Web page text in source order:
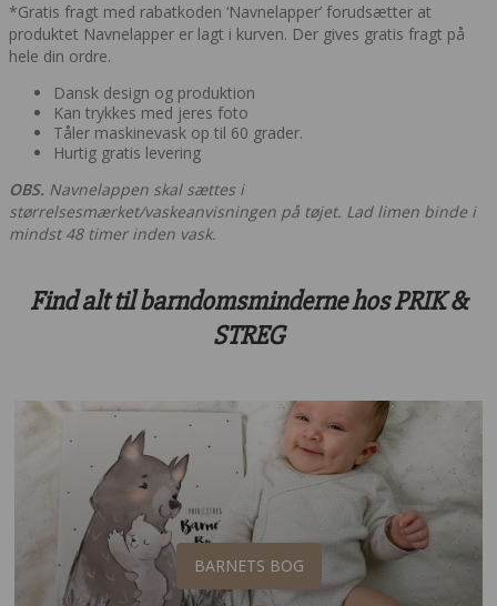
*Gratis fragt med rabatkoden ‘Navnelapper’ forudsætter at
produktet Navnelapper er lagt i kurven. Der gives gratis fragt på
hele din ordre.
Dansk design og produktion
Kan trykkes med jeres foto
Tåler maskinevask op til 60 grader.
Hurtig gratis levering
OBS. Navnelappen skal sættes i
størrelsesmærket/vaskeanvisningen på tøjet. Lad limen binde i
mindst 48 timer inden vask.
Find alt til barndomsminderne hos PRIK &
STREG
BARNETS BOG